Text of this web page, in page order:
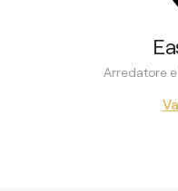
Arredatore